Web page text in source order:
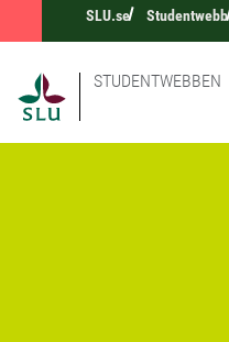
SLU.se Studentwebb
STUDENTWEBBEN